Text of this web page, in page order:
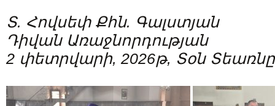
Տ. Հովսեփ Քհն. Գալստյան
Դիվան Առաջնորդության
2 փետրվարի, 2026թ, Տօն